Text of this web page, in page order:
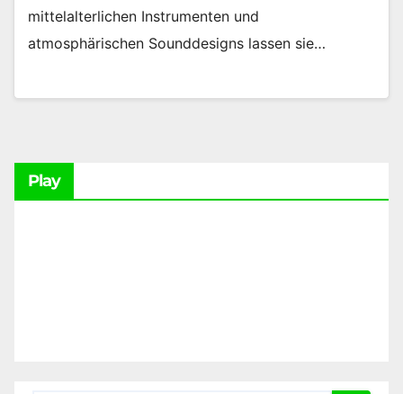
mittelalterlichen Instrumenten und
atmosphärischen Sounddesigns lassen sie…
Play